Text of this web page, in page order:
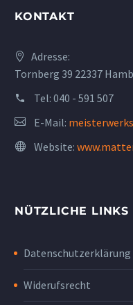
KONTAKT
Adresse:
Tornberg 39 22337
Tel: 040 - 591 507
E-Mail:
Website:
NÜTZLICHE LINKS
Datenschutzerklärung
Widerufsrecht